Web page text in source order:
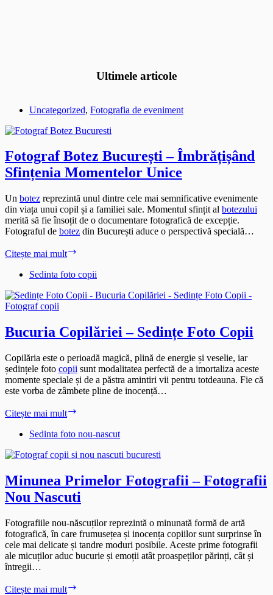
Ultimele articole
Uncategorized, Fotografia de eveniment
Fotograf Botez București – Îmbrățișând
Sfințenia Momentelor Unice
Un botez reprezintă unul dintre cele mai semnificative evenimente
din viața unui copil și a familiei sale. Momentul sfințit al botezului
merită să fie însoțit de o documentare fotografică de excepție.
Fotograful de botez din București aduce o perspectivă specială…
Citește mai mult
București
Îmbrățișând
Unice
Sedinta foto copii
Bucuria Copilăriei – Sedințe Foto Copii
Copilăria este o perioadă magică, plină de energie și veselie, iar
ședințele foto copii sunt modalitatea perfectă de a imortaliza aceste
momente speciale și de a păstra amintiri vii pentru totdeauna. Fie că
este vorba de zâmbete pline de inocență…
Citește mai mult
–
Foto
Sedinta foto nou-nascut
Minunea Primelor Fotografii – Fotografii
Nou Nascuti
Fotografiile nou-născuților reprezintă o minunată formă de artă
fotografică, în care frumusețea și inocența copiilor sunt surprinse în
cele mai delicate și tandre moduri posibile. Aceste prime fotografii
ale micuților aduc bucurie și emoții atât proaspeților părinți, cât și
întregii…
Citește mai mult